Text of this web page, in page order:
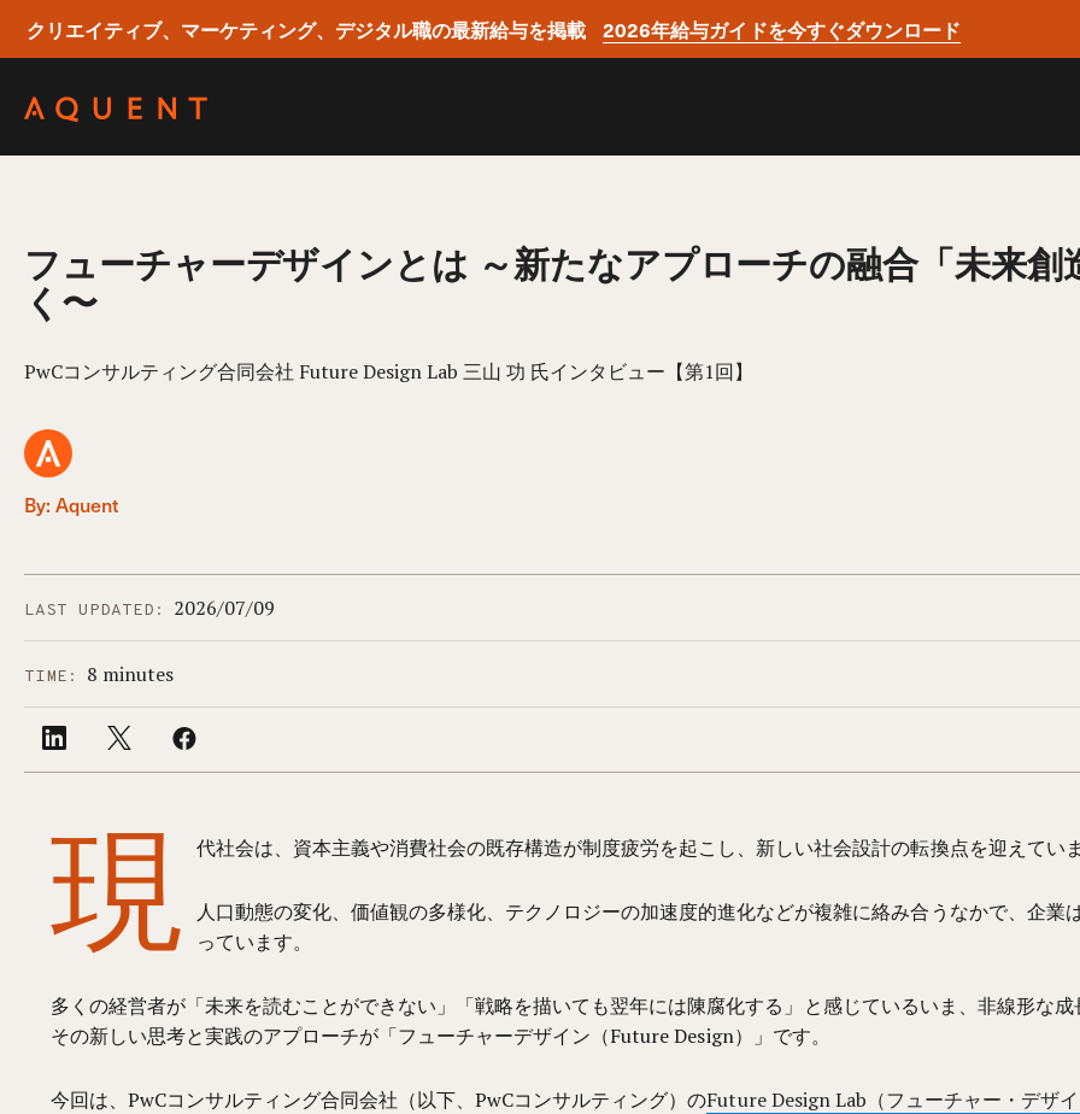
クリエイティブ、マーケティング、デジタル職の最新給与を掲載
2026年給与ガイドを今すぐダウンロード
フューチャーデザインとは ～新たなアプローチの融合「未来
く〜
By: Aquent
PwCコンサルティング合同会社 Future Design Lab 三山 功 氏インタビュー【第1回】
LAST UPDATED: 2026/07/09
TIME: 8 minutes
現 代社会は、資本主義や消費社会の既存構造が制度疲労を起こし、新しい社会設計の転換点を迎えていま
人口動態の変化、価値観の多様化、テクノロジーの加速度的進化などが複雑に絡み合うなかで、企
っています。
多くの経営者が「未来を読むことができない」「戦略を描いても翌年には陳腐化する」と感じているいま、非線形な成
その新しい思考と実践のアプローチが「フューチャーデザイン（Future Design）」です。
今回は、PwCコンサルティング合同会社（以下、PwCコンサルティング）のFuture Design Lab（フューチャー・デザイ